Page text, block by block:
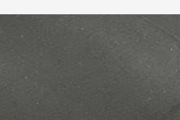
Stoff Sicherheitsweste
Material Reflektierendes